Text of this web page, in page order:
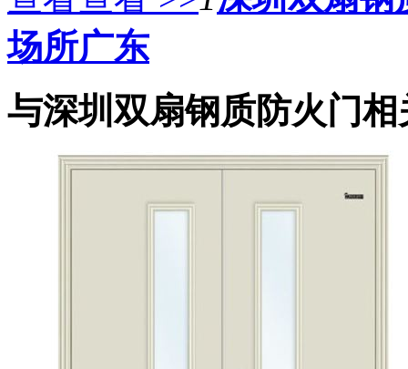
场所广东
与深圳双扇钢质防火门